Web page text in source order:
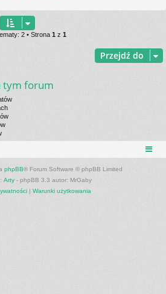
2 • Strona 1z 1
Przejdź do
tym forum
phpBB® Forum Software © phpBB Limited
Arty - phpBB 3.3 autor: MrGaby
| Warunki użytkowania